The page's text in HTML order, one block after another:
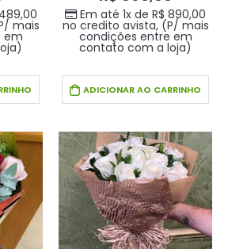
489,00
mais
em
Em até 1x deR$ 890,00
no credito avista, (P/ mais
condições entre em
contato com a loja)
ADICIONAR AO CARRINHO